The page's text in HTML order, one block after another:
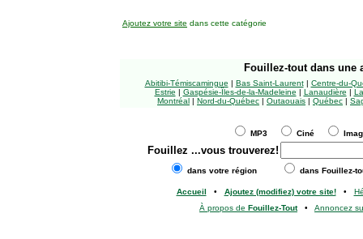
Ajoutez votre site dans cette catégorie
Fouillez-tout dans une
Abitibi-Témiscamingue | Bas Saint-Laurent| Centre-du-
Estrie | Gaspésie-Îles-de-la-Madeleine | Lanaudière |
Montréal | Nord-du-Québec | Outaouais | Québec |
MP3 Ciné
Fouillez ...vous trouverez!
dans votre région dans Fouillez-
Accueil • Ajoutez (modifiez) votre site!•
À propos de Fouillez-Tout• Annoncez